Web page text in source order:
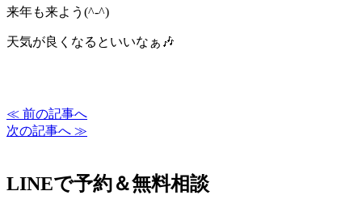
来年も来よう(^-^)
天気が良くなるといいなぁ🎶
≪ 前の記事へ
次の記事へ ≫
LINEで予約＆無料相談